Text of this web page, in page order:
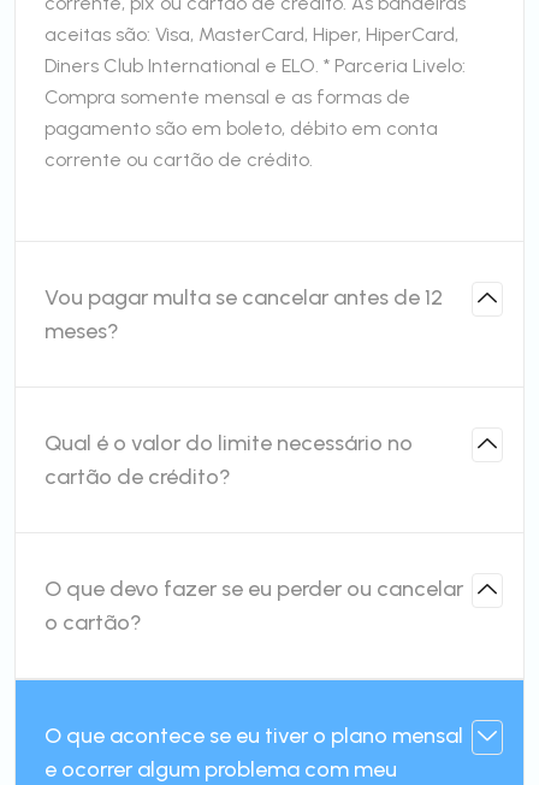
aceitas são: Visa, MasterCard, Hiper, HiperCard,
Diners Club International e ELO. * Parceria Livelo:
Compra somente mensal e as formas de
pagamento são em boleto, débito em conta
corrente ou cartão de crédito.
Vou pagar multa se cancelar antes de 12
meses?
Qual é o valor do limite necessário no
cartão de crédito?
O que devo fazer se eu perder ou cancelar
o cartão?
O que acontece se eu tiver o plano mensal
e ocorrer algum problema com meu